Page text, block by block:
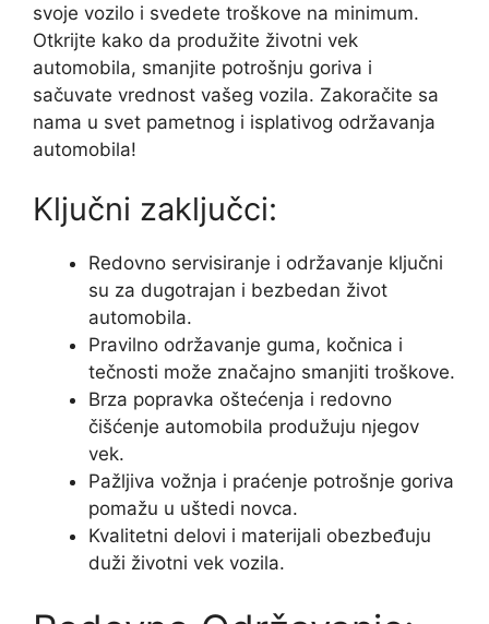
svoje vozilo i svedete troškove na minimum.
Otkrijte kako da produžite životni vek
automobila, smanjite potrošnju goriva i
sačuvate vrednost vašeg vozila. Zakoračite sa
nama u svet pametnog i isplativog održavanja
automobila!
Ključni zaključci:
Redovno servisiranje i održavanje ključni
su za dugotrajan i bezbedan život
automobila.
Pravilno održavanje guma, kočnica i
tečnosti može značajno smanjiti troškove.
Brza popravka oštećenja i redovno
čišćenje automobila produžuju njegov
vek.
Pažljiva vožnja i praćenje potrošnje goriva
pomažu u uštedi novca.
Kvalitetni delovi i materijali obezbeđuju
duži životni vek vozila.